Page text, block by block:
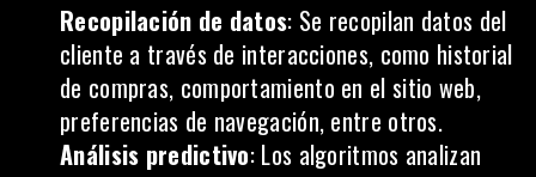
Recopilación de datos: Se recopilan datos del
cliente a través de interacciones, como historial
de compras, comportamiento en el sitio web,
preferencias de navegación, entre otros.
Análisis predictivo: Los algoritmos analizan